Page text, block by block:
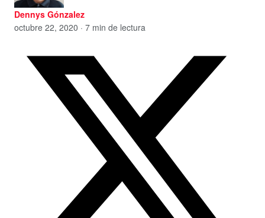
Dennys Gónzalez
octubre 22, 2020 · 7 min de lectura